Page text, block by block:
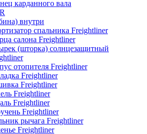
карданного вала
внутри
спальника Freightliner
салона Freightliner
(шторка) солнцезащитный
отопителя Freightliner
Freightliner
Freightliner
Freightliner
Freightliner
Freightliner
рычага Freightliner
Freightliner